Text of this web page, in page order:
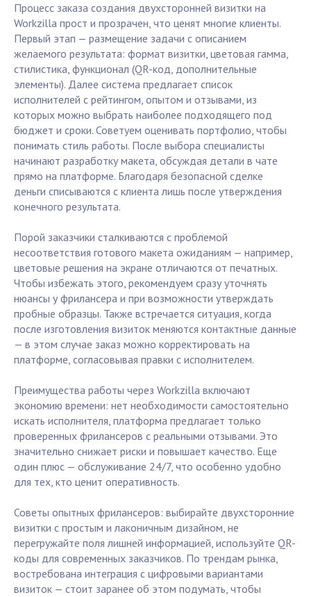
Процесс заказа создания двухсторонней визитки на
Workzilla прост и прозрачен, что ценят многие клиенты.
Первый этап — размещение задачи с описанием
желаемого результата: формат визитки, цветовая гамма,
стилистика, функционал (QR-код, дополнительные
элементы). Далее система предлагает список
исполнителей с рейтингом, опытом и отзывами, из
которых можно выбрать наиболее подходящего под
бюджет и сроки. Советуем оценивать портфолио, чтобы
понимать стиль работы. После выбора специалисты
начинают разработку макета, обсуждая детали в чате
прямо на платформе. Благодаря безопасной сделке
деньги списываются с клиента лишь после утверждения
конечного результата.
Порой заказчики сталкиваются с проблемой
несоответствия готового макета ожиданиям — например,
цветовые решения на экране отличаются от печатных.
Чтобы избежать этого, рекомендуем сразу уточнять
нюансы у фрилансера и при возможности утверждать
пробные образцы. Также встречается ситуация, когда
после изготовления визиток меняются контактные данные
— в этом случае заказ можно корректировать на
платформе, согласовывая правки с исполнителем.
Преимущества работы через Workzilla включают
экономию времени: нет необходимости самостоятельно
искать исполнителя, платформа предлагает только
проверенных фрилансеров с реальными отзывами. Это
значительно снижает риски и повышает качество. Еще
один плюс — обслуживание 24/7, что особенно удобно
для тех, кто ценит оперативность.
Советы опытных фрилансеров: выбирайте двухсторонние
визитки с простым и лаконичным дизайном, не
перегружайте поля лишней информацией, используйте QR-
коды для современных заказчиков. По трендам рынка,
востребована интеграция с цифровыми вариантами
визиток — стоит заранее об этом подумать, чтобы